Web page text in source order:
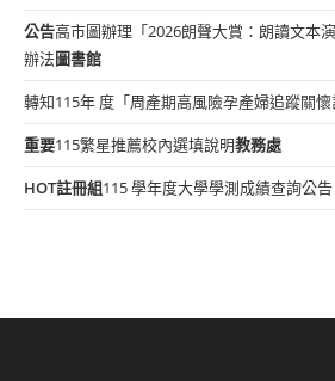
公告高市圖辦理「2026朗聲大賞：朗讀文本
辦法圖書館
轉知115年 度「周產期高風險孕產婦追蹤關懷
重要115繁星推薦校內選填說明教務處
HOT註冊組115 學年度大學學測成績查詢公告